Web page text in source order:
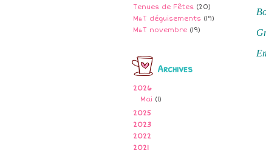
Tenues de Fêtes (20)
M&T déguisements (19)
M&T novembre (19)
Archives
2026
Mai (1)
2025
2023
2022
2021